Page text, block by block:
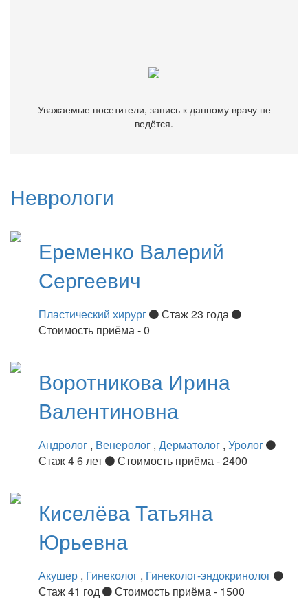
Уважаемые посетители, запись к данному врачу не
ведётся.
Неврологи
Еременко Валерий
Сергеевич
Пластический хирург
Стаж 23 года
Стоимость приёма - 0
Воротникова Ирина
Валентиновна
Андролог , Венеролог , Дерматолог , Уролог
Стаж 4 6 лет
Стоимость приёма - 2400
КиселёваТатьяна
Юрьевна
Акушер , Гинеколог , Гинеколог-эндокринолог
Стаж 41 год
Стоимость приёма - 1500